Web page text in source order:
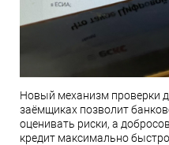
Новый механизм проверки
заёмщиках позволит
оценивать риски, а
кредит максимально быстро.